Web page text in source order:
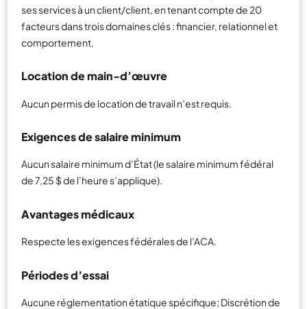
ses services à un client/client, en tenant compte de 20
facteurs dans trois domaines clés : financier, relationnel et
comportement.
Location de main-d’œuvre
Aucun permis de location de travail n’est requis.
Exigences de salaire minimum
Aucun salaire minimum d’État (le salaire minimum fédéral
de 7,25 $ de l’heure s’applique).
Avantages médicaux
Respecte les exigences fédérales de l’ACA.
Périodes d’essai
Aucune réglementation étatique spécifique; Discrétion de